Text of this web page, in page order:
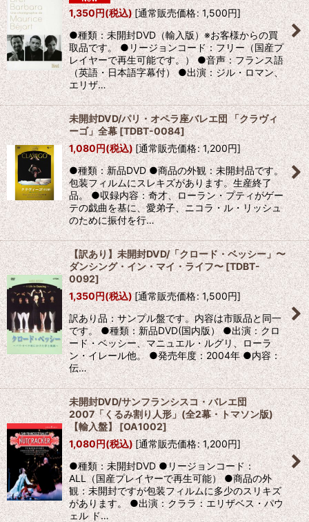
並び順
絞り込む
1,350円(税込) [通常販売価格: 1,500円]
●種類：未開封DVD（輸入版）※お客様からの買
取品です。 ●リージョンコード：フリー（国産プ
レイヤーで再生可能です。） ●音声：フランス語
（英語・日本語字幕付） ●出演：ジル・ロマン、
エリザ…
未開封DVD/パリ・オペラ座バレエ団 「クラヴィ
ーゴ」全幕[TDBT-0084]
1,080円(税込) [通常販売価格: 1,200円]
●種類：新品DVD ●商品の外観：未開封品です。
包装フィルムにスレキズがあります。生産終了
品。 ●収録内容：奇才、ローラン・プティがゲー
テの戯曲を基に、愛弟子、ニコラ・ル・リッシュ
のために振付を行…
【訳あり】未開封DVD/「クロード・ベッシー」〜
ダンシング・イン・マイ・ライフ〜[TDBT-
0092]
1,350円(税込)[通常販売価格: 1,500円]
訳あり品：サンプル盤です。内容は市販品と同一
です。 ●種類：新品DVD(国内版） ●出演：クロ
ード・ベッシー、マニュエル・ルグリ、ローラ
ン・イレール他。 ●発売年度：2004年 ●内容：
伝…
未開封DVD/サンフランシスコ・バレエ団
2007「くるみ割り人形」(全2幕・トマソン版)
【輸入盤】[OA1002]
1,080円(税込)[通常販売価格: 1,200円]
●種類：未開封DVD ●リージョンコード：
ALL（国産プレイヤーで再生可能） ●商品の外
観：未開封ですが包装フィルムに多少のスリキズ
があります。 ●出演：クララ：エリザベス・パウ
ェル ド…